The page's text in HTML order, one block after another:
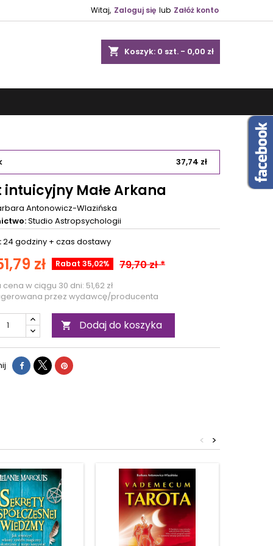
Witaj, Zaloguj się lub Załóż konto
shopping_cart Koszyk: 0 szt. - 0,00 zł
37,74 zł
intuicyjny Małe Arkana
Antonowicz-Wlazińska
Studio Astropsychologii
24 godziny + czas dostawy
zł Rabat 35,02% 79,70 zł *
cena w ciągu 30 dni: 51,62 zł
przez wydawcę/producenta
 Dodaj do koszyka
>
<